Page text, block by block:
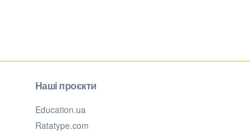
Наші проєкти
Education.ua
Ratatype.com